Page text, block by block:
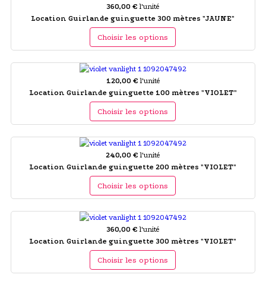
360,00 € l'unité
Location Guirlande guinguette 300 mètres "JAUNE"
Choisir les options
120,00 € l'unité
Location Guirlande guinguette 100 mètres "VIOLET"
Choisir les options
240,00 € l'unité
Location Guirlande guinguette 200 mètres "VIOLET"
Choisir les options
360,00 € l'unité
Location Guirlande guinguette 300 mètres "VIOLET"
Choisir les options